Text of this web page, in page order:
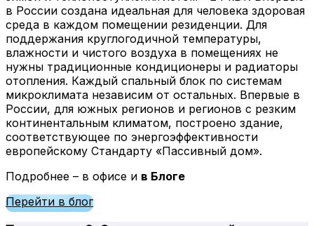
в России создана идеальная для человека здоровая
среда в каждом помещении резиденции. Для
поддержания круглогодичной температуры,
влажности и чистого воздуха в помещениях не
нужны традиционные кондиционеры и радиаторы
отопления. Каждый спальный блок по системам
микроклимата независим от остальных. Впервые в
России, для южных регионов и регионов с резким
континентальным климатом, построено здание,
соответствующее по энергоэффективности
европейскому Стандарту «Пассивный дом».
Подробнее – в офисе и в Блоге
Перейти в блог